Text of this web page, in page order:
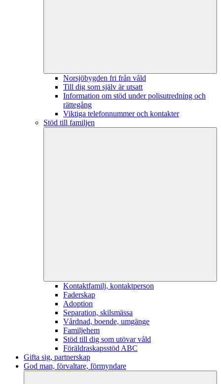
Norsjöbygden fri från våld
Till dig som själv är utsatt
Information om stöd under polisutredning och
rättegång
Viktiga telefonnummer och kontakter
Stöd till familjen
Kontaktfamilj, kontaktperson
Faderskap
Adoption
Separation, skilsmässa
Vårdnad, boende, umgänge
Familjehem
Stöd till dig som utövar våld
Föräldraskapsstöd ABC
Gifta sig, partnerskap
God man, förvaltare, förmyndare